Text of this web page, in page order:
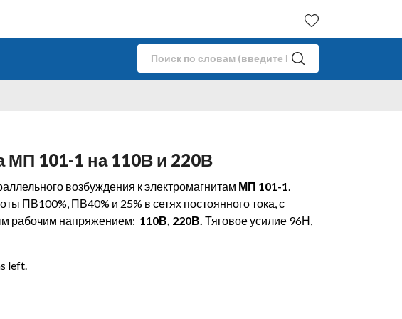
МП 101-1 на 110В и 220В
возбуждения к электромагнитам МП 101-1.
ПВ100%, ПВ40% и 25% в сетях постоянного тока, с
рабочим напряжением: 110В, 220В. Тяговое усилие 96Н,
left.